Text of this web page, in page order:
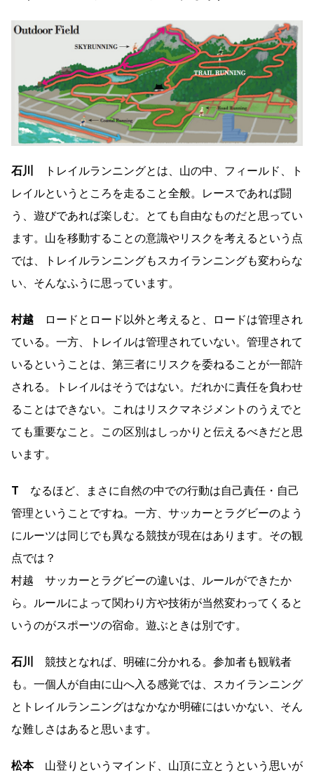
石川
トレイルランニングとは、山の中、フィールド、ト
レイルというところを走ること全般。レースであれば闘
う、遊びであれば楽しむ。とても自由なものだと思ってい
ます。山を移動することの意識やリスクを考えるという点
では、トレイルランニングもスカイランニングも変わらな
い、そんなふうに思っています。
村越 ロードとロード以外と考えると、ロードは管理され
ている。一方、トレイルは管理されていない。管理されて
いるということは、第三者にリスクを委ねることが一部許
される。トレイルはそうではない。だれかに責任を負わせ
ることはできない。これはリスクマネジメントのうえでと
ても重要なこと。この区別はしっかりと伝えるべきだと思
います。
T なるほど、まさに自然の中での行動は自己責任・自己
管理ということですね。一方、サッカーとラグビーのよう
にルーツは同じでも異なる競技が現在はあります。その観
点では？
村越 サッカーとラグビーの違いは、ルールができたか
ら。ルールによって関わり方や技術が当然変わってくると
いうのがスポーツの宿命。遊ぶときは別です。
石川
競技となれば、明確に分かれる。参加者も観戦者
も。一個人が自由に山へ入る感覚では、スカイランニング
とトレイルランニングはなかなか明確にはいかない、そん
な難しさはあると思います。
松本山登りというマインド、山頂に立とうという思いが